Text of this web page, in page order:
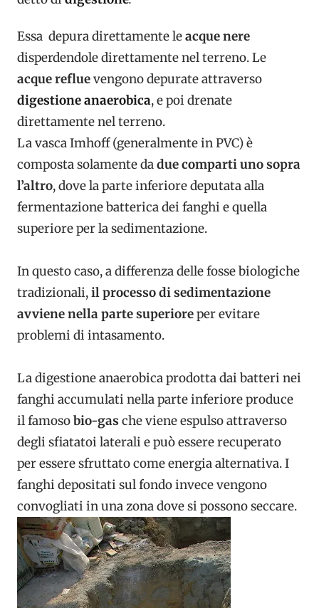
Essa depura direttamente leacque nere
disperdendole direttamente nel terreno. Le
acque refluevengono depurate attraverso
digestione anaerobica, e poi drenate
direttamente nel terreno.
La vasca Imhoff (generalmente in PVC) è
composta solamente dadue comparti uno sopra
l’altro, dove la parte inferiore deputata alla
fermentazione batterica dei fanghi e quella
superiore per la sedimentazione.
In questo caso, a differenza delle fosse biologiche
tradizionali,il processo di sedimentazione
avviene nella parte superioreper evitare
problemi di intasamento.
Ladigestione anaerobica prodotta dai batteri nei
fanghi accumulati nella parte inferiore produce
il famosobio-gas che viene espulso attraverso
degli sfiatatoi laterali e può essere recuperato
per essere sfruttato come energia alternativa. I
fanghi depositati sul fondo invece vengono
convogliati in una zona dove si possono seccare.